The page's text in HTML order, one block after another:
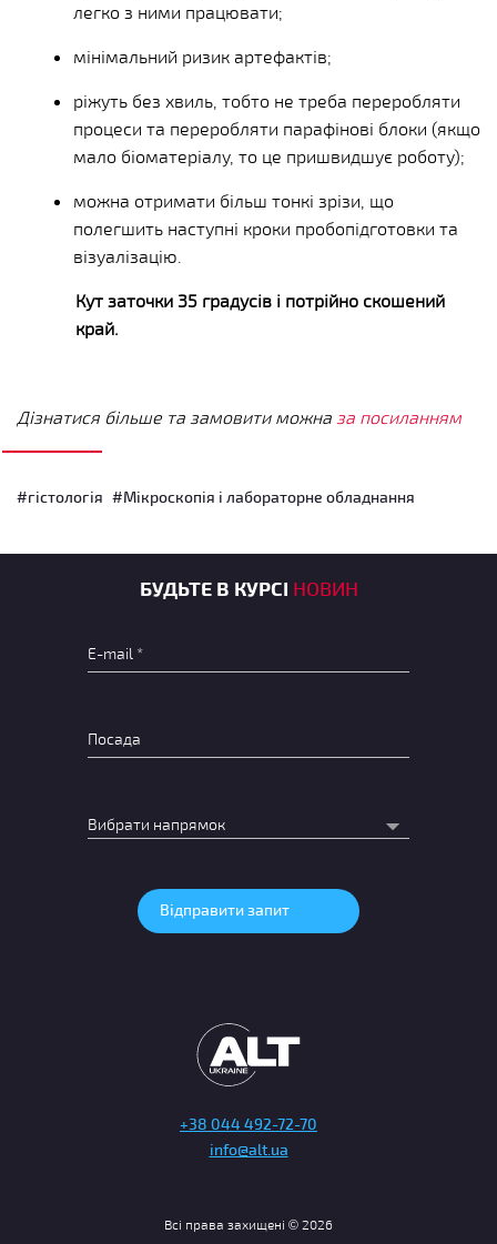
легко з ними працювати;
мінімальний ризик артефактів;
ріжуть без хвиль, тобто не треба переробляти
процеси та переробляти парафінові блоки (якщо
мало біоматеріалу, то це пришвидшує роботу);
можна отримати більш тонкі зрізи, що
полегшить наступні кроки пробопідготовки та
візуалізацію.
Кут заточки 35 градусів і потрійно скошений
край.
Дізнатися більше та замовити можна за посиланням
#гістологія #Мікроскопія і лабораторне обладнання
БУДЬТЕ В КУРСІ НОВИН
+38 044 492-72-70
info@alt.ua
Всі права захищені © 2026